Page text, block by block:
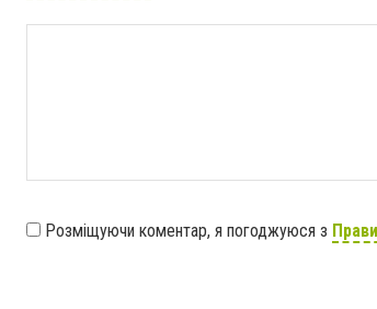
Розміщуючи коментар, я погоджуюся з